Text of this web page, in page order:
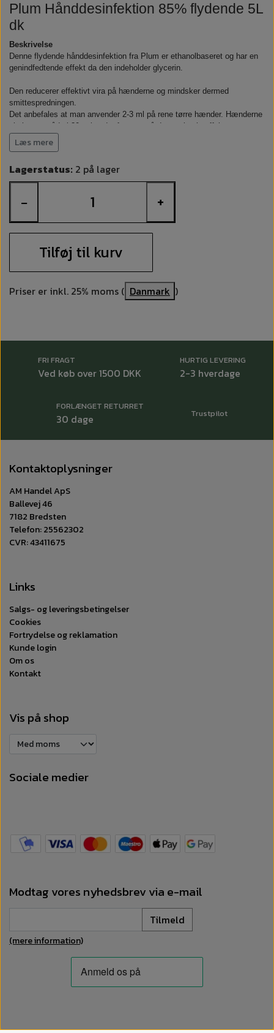
Plum Hånddesinfektion 85% flydende 5L
dk
Beskrivelse
Denne flydende hånddesinfektion fra Plum er ethanolbaseret og har en
genindfedtende effekt da den indeholder glycerin.
Den reducerer effektivt vira på hænderne og mindsker dermed
smittespredningen.
Det anbefales at man anvender 2-3 ml på rene tørre hænder. Hænderne
skal være våde i 30 sekunder for at opnå den optimale effekt.
Den indeholder 6% IPA.
Den er CEI godkendt og overholder disse:
EN 1500:2013
Læs mere
Lagerstatus: 2 på lager
− +
Tilføj til kurv
Priser er inkl. 25% moms ( Danmark )
FRI FRAGT
Ved køb over 1500 DKK
HURTIG LEVERING
2-3 hverdage
FORLÆNGET RETURRET
30 dage Trustpilot
Kontaktoplysninger
AM Handel ApS
Ballevej 46
7182 Bredsten
Telefon: 25562302
CVR: 43411675
Links
Salgs- og leveringsbetingelser
Cookies
Fortrydelse og reklamation
Kunde login
Om os
Kontakt
Vis på shop
Sociale medier
Modtag vores nyhedsbrev via e-mail
Tilmeld
(mere information)